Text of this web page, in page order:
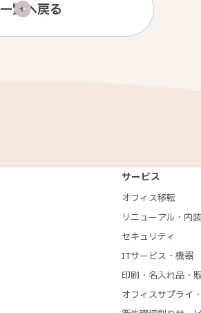
一覧へ戻る
サービス
オフィス移転
リニューアル・内
セキュリティ
ITサービス・機器
印刷・名入れ品・
オフィスサプライ